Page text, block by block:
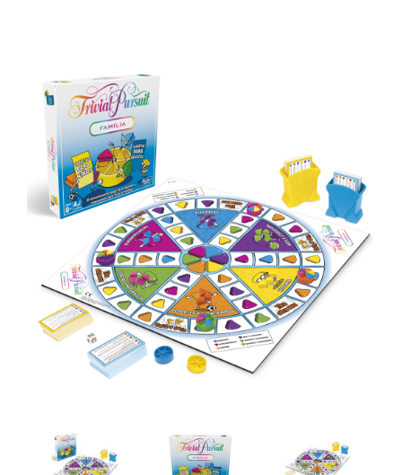
y regalos
Tienda de
Correos
Artesanía
Oficina y
Papelería
Para Canarias,
Ceuta y Melilla
populares
vendedores